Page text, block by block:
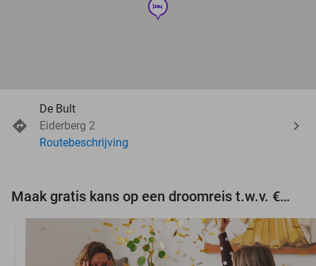
hotel
De Bult
Eiderberg 2
Routebeschrijving
Maak gratis kans op een droomreis t.w.v. €3.000!